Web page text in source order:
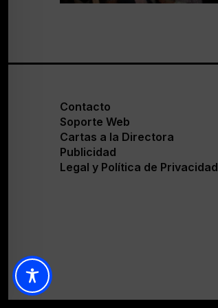
Contacto
Soporte Web
Cartas a la Directora
Publicidad
Legal y Política de Privacidad